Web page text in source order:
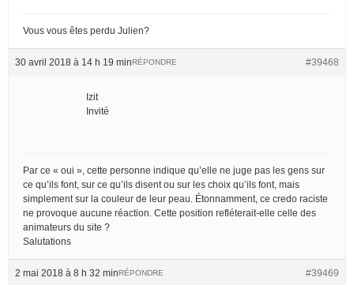
Vous vous êtes perdu Julien?
30 avril 2018 à 14 h 19 min #39468
RÉPONDRE
Izit
Invité
Par ce « oui », cette personne indique qu’elle ne juge pas les gens sur
ce qu’ils font, sur ce qu’ils disent ou sur les choix qu’ils font, mais
simplement sur la couleur de leur peau. Étonnamment, ce credo raciste
ne provoque aucune réaction. Cette position refléterait-elle celle des
animateurs du site ?
Salutations
2 mai 2018 à 8 h 32 min #39469
RÉPONDRE